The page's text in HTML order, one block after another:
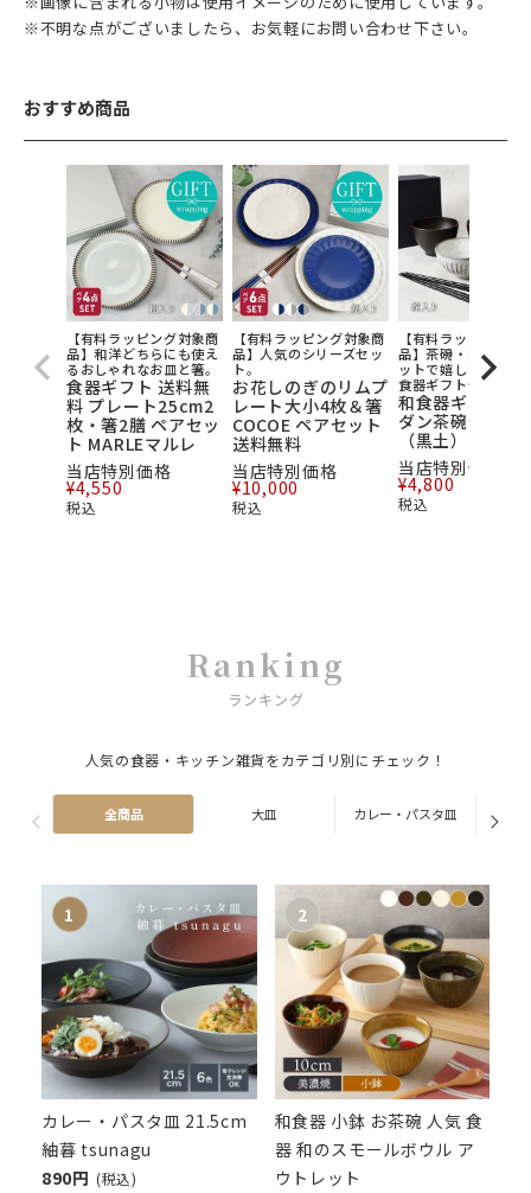
※不明な点がございましたら、お気軽にお問い合わせ下さい。
おすすめ商品
【有料ラッピング対象商
品】和洋どちらにも使え
るおしゃれなお皿と箸。
食器ギフト 送料無
料 プレート25cm2
枚・箸2膳 ペアセッ
ト MARLEマルレ
当店特別価格
¥4,550
税込
【有料ラッピング対象商
品】人気のシリーズセッ
ト。
お花しのぎのリムプ
レート大小4枚＆箸
COCOE ペアセット
送料無料
当店特別価格
¥10,000
税込
【有料ラッピング対
品】茶碗・汁椀・箸
ットで嬉しい、和モ
食器ギフトセット。
和食器ギフト 和
ダン茶碗セット
（黒土） 送料無
当店特別価格
¥4,800
税込
Ranking
ランキング
人気の食器・キッチン雑貨をカテゴリ別にチェック！
全商品 大皿 カレー・パスタ皿
カレー・パスタ皿 21.5cm
紬暮 tsunagu
890円 (税込)
和食器 小鉢 お茶碗 人気 食
器 和のスモールボウル ア
ウトレット